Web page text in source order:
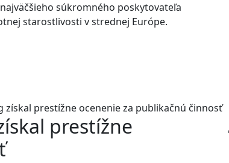
najväčšieho súkromného poskytovateľa
starostlivosti v strednej Európe.
získal prestížne ocenenie za publikačnú činnosť
prestížne